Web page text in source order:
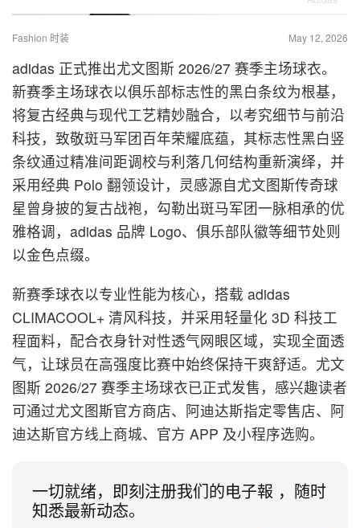
Fashion 时装 May 12, 2026
adidas 正式推出尤文图斯 2026/27 赛季主场球衣。
新赛季主场球衣以俱乐部标志性的黑白条纹为根基，
将复古经典与现代工艺精妙融合，以考究细节与前沿
科技，致敬斑马军团百年荣耀底蕴，其标志性黑白竖
条纹通过精准间距调校与利落几何结构重新演绎，并
采用经典 Polo 翻领设计，灵感源自尤文图斯传奇球
星曾身披的复古战袍，勾勒出斑马军团一脉相承的优
雅格调，adidas 品牌 Logo、俱乐部队徽等细节处则
以金色点缀。
新赛季球衣以专业性能为核心，搭载 adidas
CLIMACOOL+ 清风科技，并采用轻量化 3D 科技工
程面料，配合衣身针对性透气网眼区域，实现全面透
气，让球员在高强度比赛中始终保持干爽舒适。尤文
图斯 2026/27 赛季主场球衣已正式发售，感兴趣读者
可通过尤文图斯官方商店、阿迪达斯指定零售店、阿
迪达斯官方线上商城、官方 APP 及小程序选购。
一切就绪，即刻注册我们的电子報 ，随时
知悉最新动态。